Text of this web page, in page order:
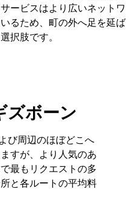
ービスはより広いネットワ
るため、町の外へ足を延ば
択肢です。
ズボーン
び周辺のほぼどこへ
すが、より人気のあ
最もリクエストの多
と各ルートの平均料